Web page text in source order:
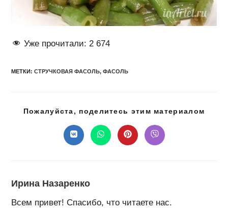
Уже прочитали: 2 674
МЕТКИ:СТРУЧКОВАЯ ФАСОЛЬ, ФАСОЛЬ
Пожалуйста, поделитесь этим материалом
Открывается
в
Открывается
в
Открывается
в
Открывается
в
Ирина Назаренко
Всем привет! Спасибо, что читаете нас.